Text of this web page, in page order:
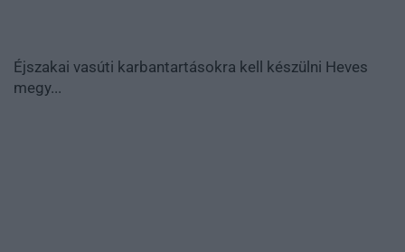
Éjszakai vasúti karbantartásokra kell készülni Heves
megy...